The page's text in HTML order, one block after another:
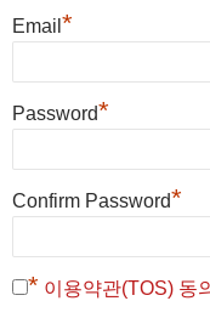
Email *
Password*
Confirm Password*
* 이용약관(TOS) 동